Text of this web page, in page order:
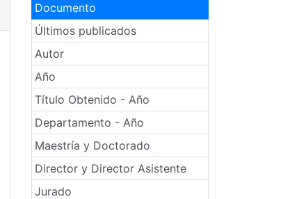
Documento
Últimos publicados
Autor
Año
Título Obtenido - Año
Departamento - Año
Maestría y Doctorado
Director y Director Asistente
Jurado